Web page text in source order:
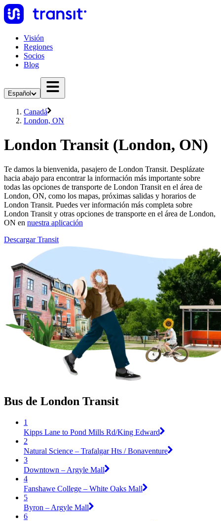
Visión
Regiones
Socios
Blog
Español
Canadá
London, ON
London Transit (London, ON)
Te damos la bienvenida, pasajero de London Transit. Desplázate
hacia abajo para encontrar la información más importante sobre
todas las opciones de transporte de London Transit en el área de
London, ON, como los mapas, próximas salidas y horarios de
London Transit. Puedes ver información más completa sobre
London Transit y otras opciones de transporte en el área de London,
ON en nuestra aplicación
Descargar Transit
Bus de London Transit
1
Kipps Lane to Pond Mills Rd/King Edward
2
Natural Science – Trafalgar Hts / Bonaventure
3
Downtown – Argyle Mall
4
Fanshawe College – White Oaks Mall
5
Byron – Argyle Mall
6